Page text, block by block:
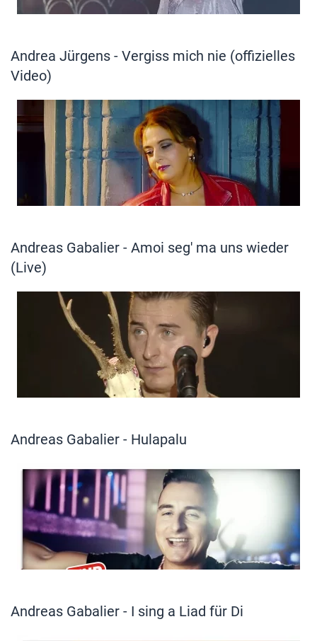
Andrea Jürgens - Vergiss mich nie (offizielles
Video)
Andreas Gabalier - Amoi seg' ma uns wieder
(Live)
Andreas Gabalier - Hulapalu
Andreas Gabalier - I sing a Liad für Di